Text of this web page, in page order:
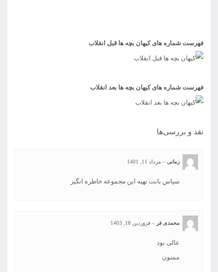
فهرست شماره های کیهان بچه ها قبل انقلاب
فهرست شماره های کیهان بچه ها بعد انقلاب
نقد و بررسی‌ها
زمانی – مرداد 11, 1401
سپاس بابت تهیه این مجموعه خاطره انگیز
محمدی فر – فروردین 18, 1403
عالی بود
ممنون